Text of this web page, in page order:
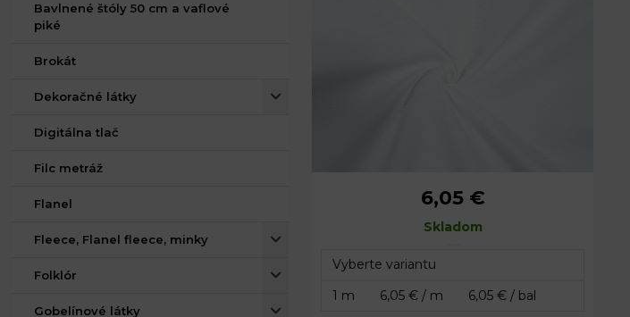
Bavlnené štóly 50 cm a vaflové
piké
Brokát
Dekoračné látky
Digitálna tlač
Filc metráž
Flanel
Fleece, Flanel fleece, minky
Folklór
Gobelínové látky
6,05 €
Skladom